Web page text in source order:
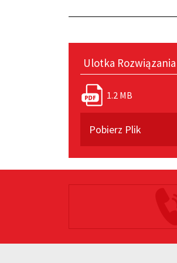
Ulotka
1.2 MB
Pobierz Plik